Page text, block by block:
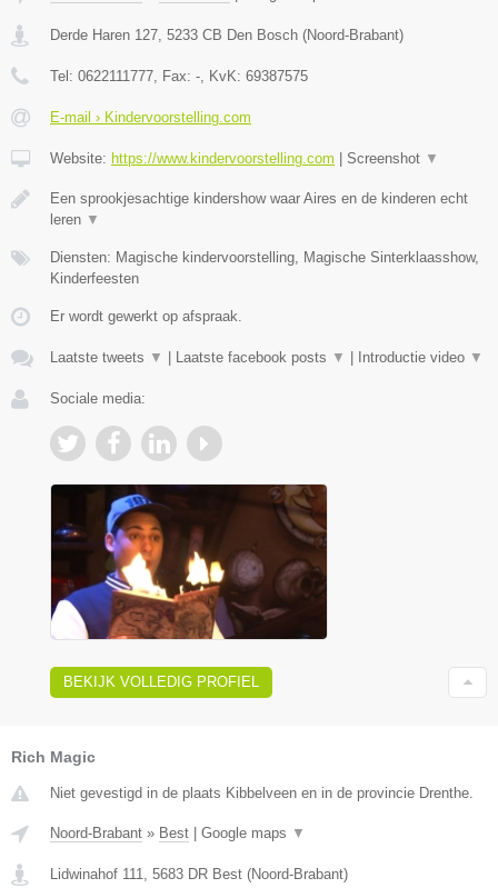
Derde Haren 127 5233 CB Den Bosch (Noord-Brabant)
Tel: 0622111777 , Fax: - , KvK: 69387575
E-mail › Kindervoorstelling.com
Website: https://www.kindervoorstelling.com Screenshot ▼
Een sprookjesachtige kindershow waar Aires en de kinderen echt
leren ▼
Diensten: Magische kindervoorstelling, Magische Sinterklaasshow,
Kinderfeesten
Er wordt gewerkt op afspraak.
Laatste tweets ▼ Laatste facebook posts ▼ Introductie video ▼
Sociale media:
BEKIJK VOLLEDIG PROFIEL
Rich Magic
Niet gevestigd in de plaats Kibbelveen en in de provincie Drenthe.
Noord-Brabant » Best Google maps ▼
Lidwinahof 111 5683 DR Best (Noord-Brabant)